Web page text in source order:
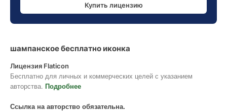
Купить лицензию
шампанское бесплатно иконка
Лицензия Flaticon
Бесплатно для личных и коммерческих целей с указанием
авторства. Подробнее
Ссылка на авторство обязательна.